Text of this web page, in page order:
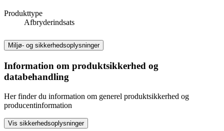
Produkttype
Afbryderindsats
Miljø- og sikkerhedsoplysninger
Information om produktsikkerhed og
databehandling
Her finder du information om generel produktsikkerhed og
producentinformation
Vis sikkerhedsoplysninger